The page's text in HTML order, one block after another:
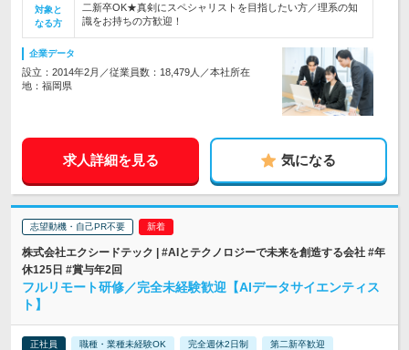
対象と
なる方
二新卒OK★真剣にスペシャリストを目指したい方／理系の知
識をお持ちの方歓迎！
企業データ
設立：2014年2月／従業員数：18,479人／本社所在
地：福岡県
求人詳細を見る 気になる
志望動機・自己PR不要
株式会社エクシードテック | #AIとテクノロジーで未来を創造する会社 #年
休125日 #賞与年2回
フルリモート研修／完全未経験歓迎【AIデータサイエンティス
ト】
正社員 職種・業種未経験OK 完全週休2日制 第二新卒歓迎